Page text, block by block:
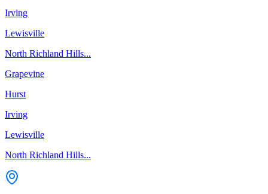
Irving
Lewisville
North Richland Hills...
Grapevine
Hurst
Irving
Lewisville
North Richland Hills...